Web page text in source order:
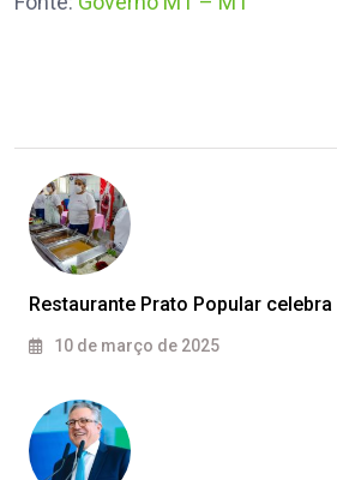
Restaurante Prato Popular
10 de março de 2025